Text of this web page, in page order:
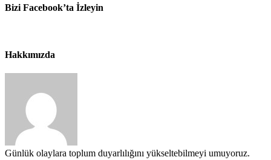
Bizi Facebook’ta İzleyin
Hakkımızda
Günlük olaylara toplum duyarlılığını yükseltebilmeyi umuyoruz.